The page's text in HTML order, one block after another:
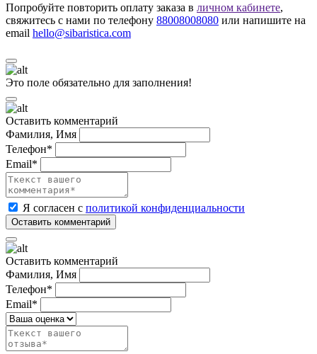
Попробуйте повторить оплату заказа в личном кабинете,
свяжитесь с нами по телефону 88008008080 или напишите на
email hello@sibaristica.com
Это поле обязательно для заполнения!
Оставить комментарий
Фамилия, Имя
Телефон*
Email*
Я согласен с политикой конфиденциальности
Оставить комментарий
Фамилия, Имя
Телефон*
Email*